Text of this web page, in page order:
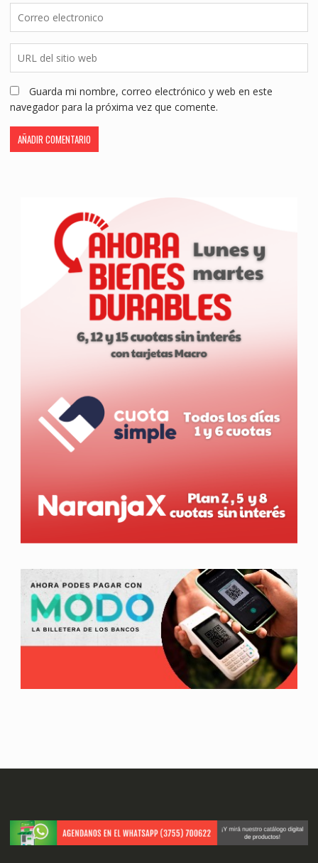
Guarda mi nombre, correo electrónico y web en este
navegador para la próxima vez que comente.